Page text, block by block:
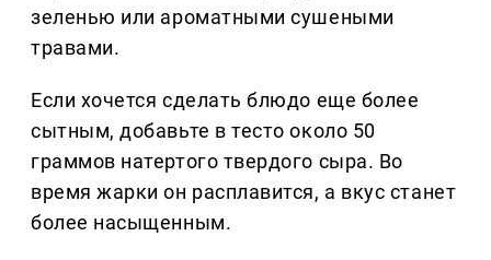
зеленью или ароматными сушеными
травами.
Если хочется сделать блюдо еще более
сытным, добавьте в тесто около 50
граммов натертого твердого сыра. Во
время жарки он расплавится, а вкус станет
более насыщенным.